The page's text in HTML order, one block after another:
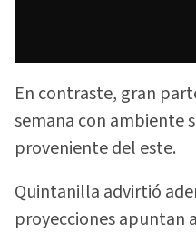
En contraste, gran
semana con ambiente
proveniente del este.
Quintanilla advirtió
proyecciones apuntan